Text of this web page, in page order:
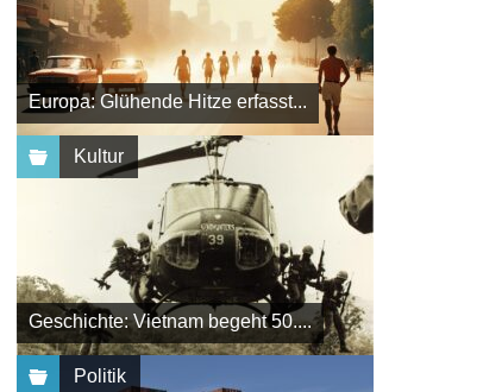
Europa: Glühende Hitze erfasst...
Kultur
Geschichte: Vietnam begeht 50....
Politik